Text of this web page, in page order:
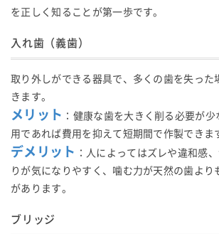
を正しく知ることが第一歩です。
入れ歯（義歯）
取り外しができる器具で、多くの歯を失った
きます。
メリット ：健康な歯を大きく削る必要が少
用であれば費用を抑えて短期間で作製できま
デメリット
：人によってはズレや違和感
りが気になりやすく、噛む力が天然の歯より
があります。
ブリッジ